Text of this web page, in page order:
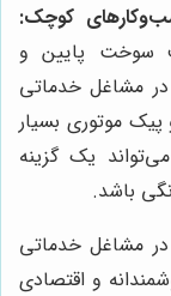
کوچک:
سوخت پایین و
در مشاغل خدماتی
موتوری بسیار
یک گزینه
باشد.
در مشاغل خدماتی
و اقتصادی